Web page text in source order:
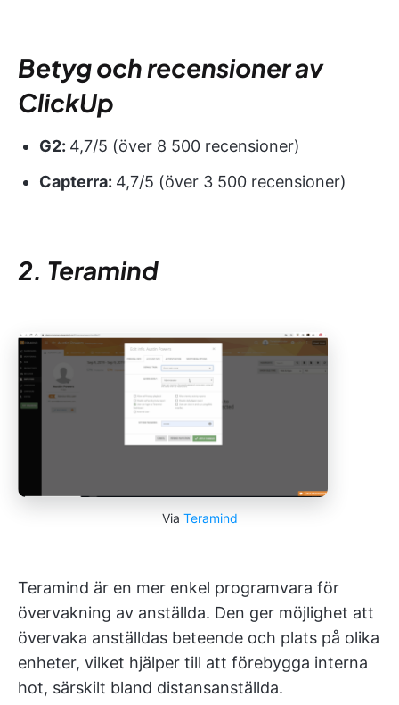
Betyg och recensioner av
ClickUp
G2: 4,7/5 (över 8 500 recensioner)
Capterra: 4,7/5 (över 3 500 recensioner)
2. Teramind
Via Teramind
Teramind är en mer enkel programvara för
övervakning av anställda. Den ger möjlighet att
övervaka anställdas beteende och plats på olika
enheter, vilket hjälper till att förebygga interna
hot, särskilt bland distansanställda.